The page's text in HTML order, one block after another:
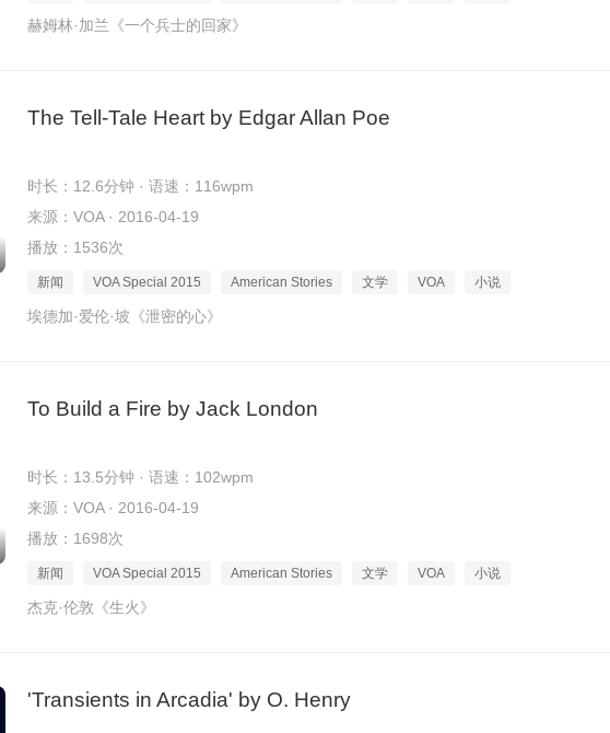
赫姆林·加兰《一个兵士的回家》
The Tell-Tale Heart by Edgar Allan Poe
时长：12.6分钟 · 语速：116wpm
来源：VOA · 2016-04-19
播放：1536次
新闻 VOA Special 2015 American Stories 文学 VOA 小说
埃德加·爱伦·坡《泄密的心》
To Build a Fire by Jack London
时长：13.5分钟 · 语速：102wpm
来源：VOA · 2016-04-19
播放：1698次
新闻 VOA Special 2015 American Stories 文学 VOA 小说
杰克·伦敦《生火》
'Transients in Arcadia' by O. Henry